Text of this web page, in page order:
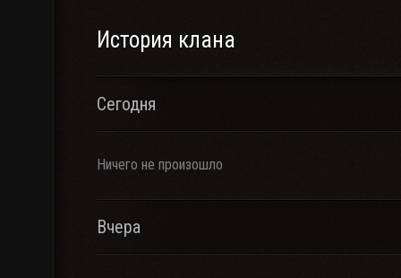
История клана
Сегодня
Ничего не произошло
Вчера